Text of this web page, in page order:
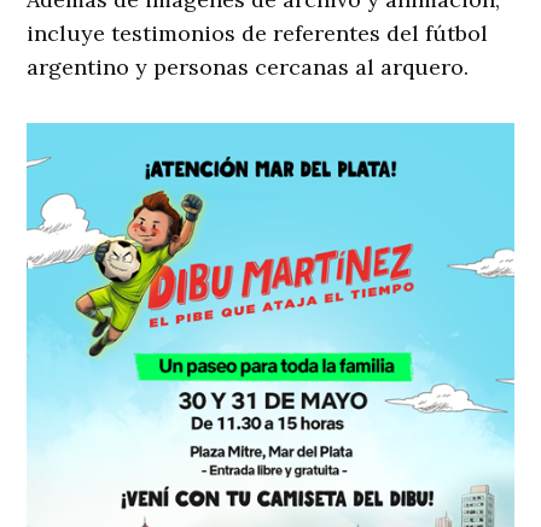
incluye testimonios de referentes del fútbol
argentino y personas cercanas al arquero.